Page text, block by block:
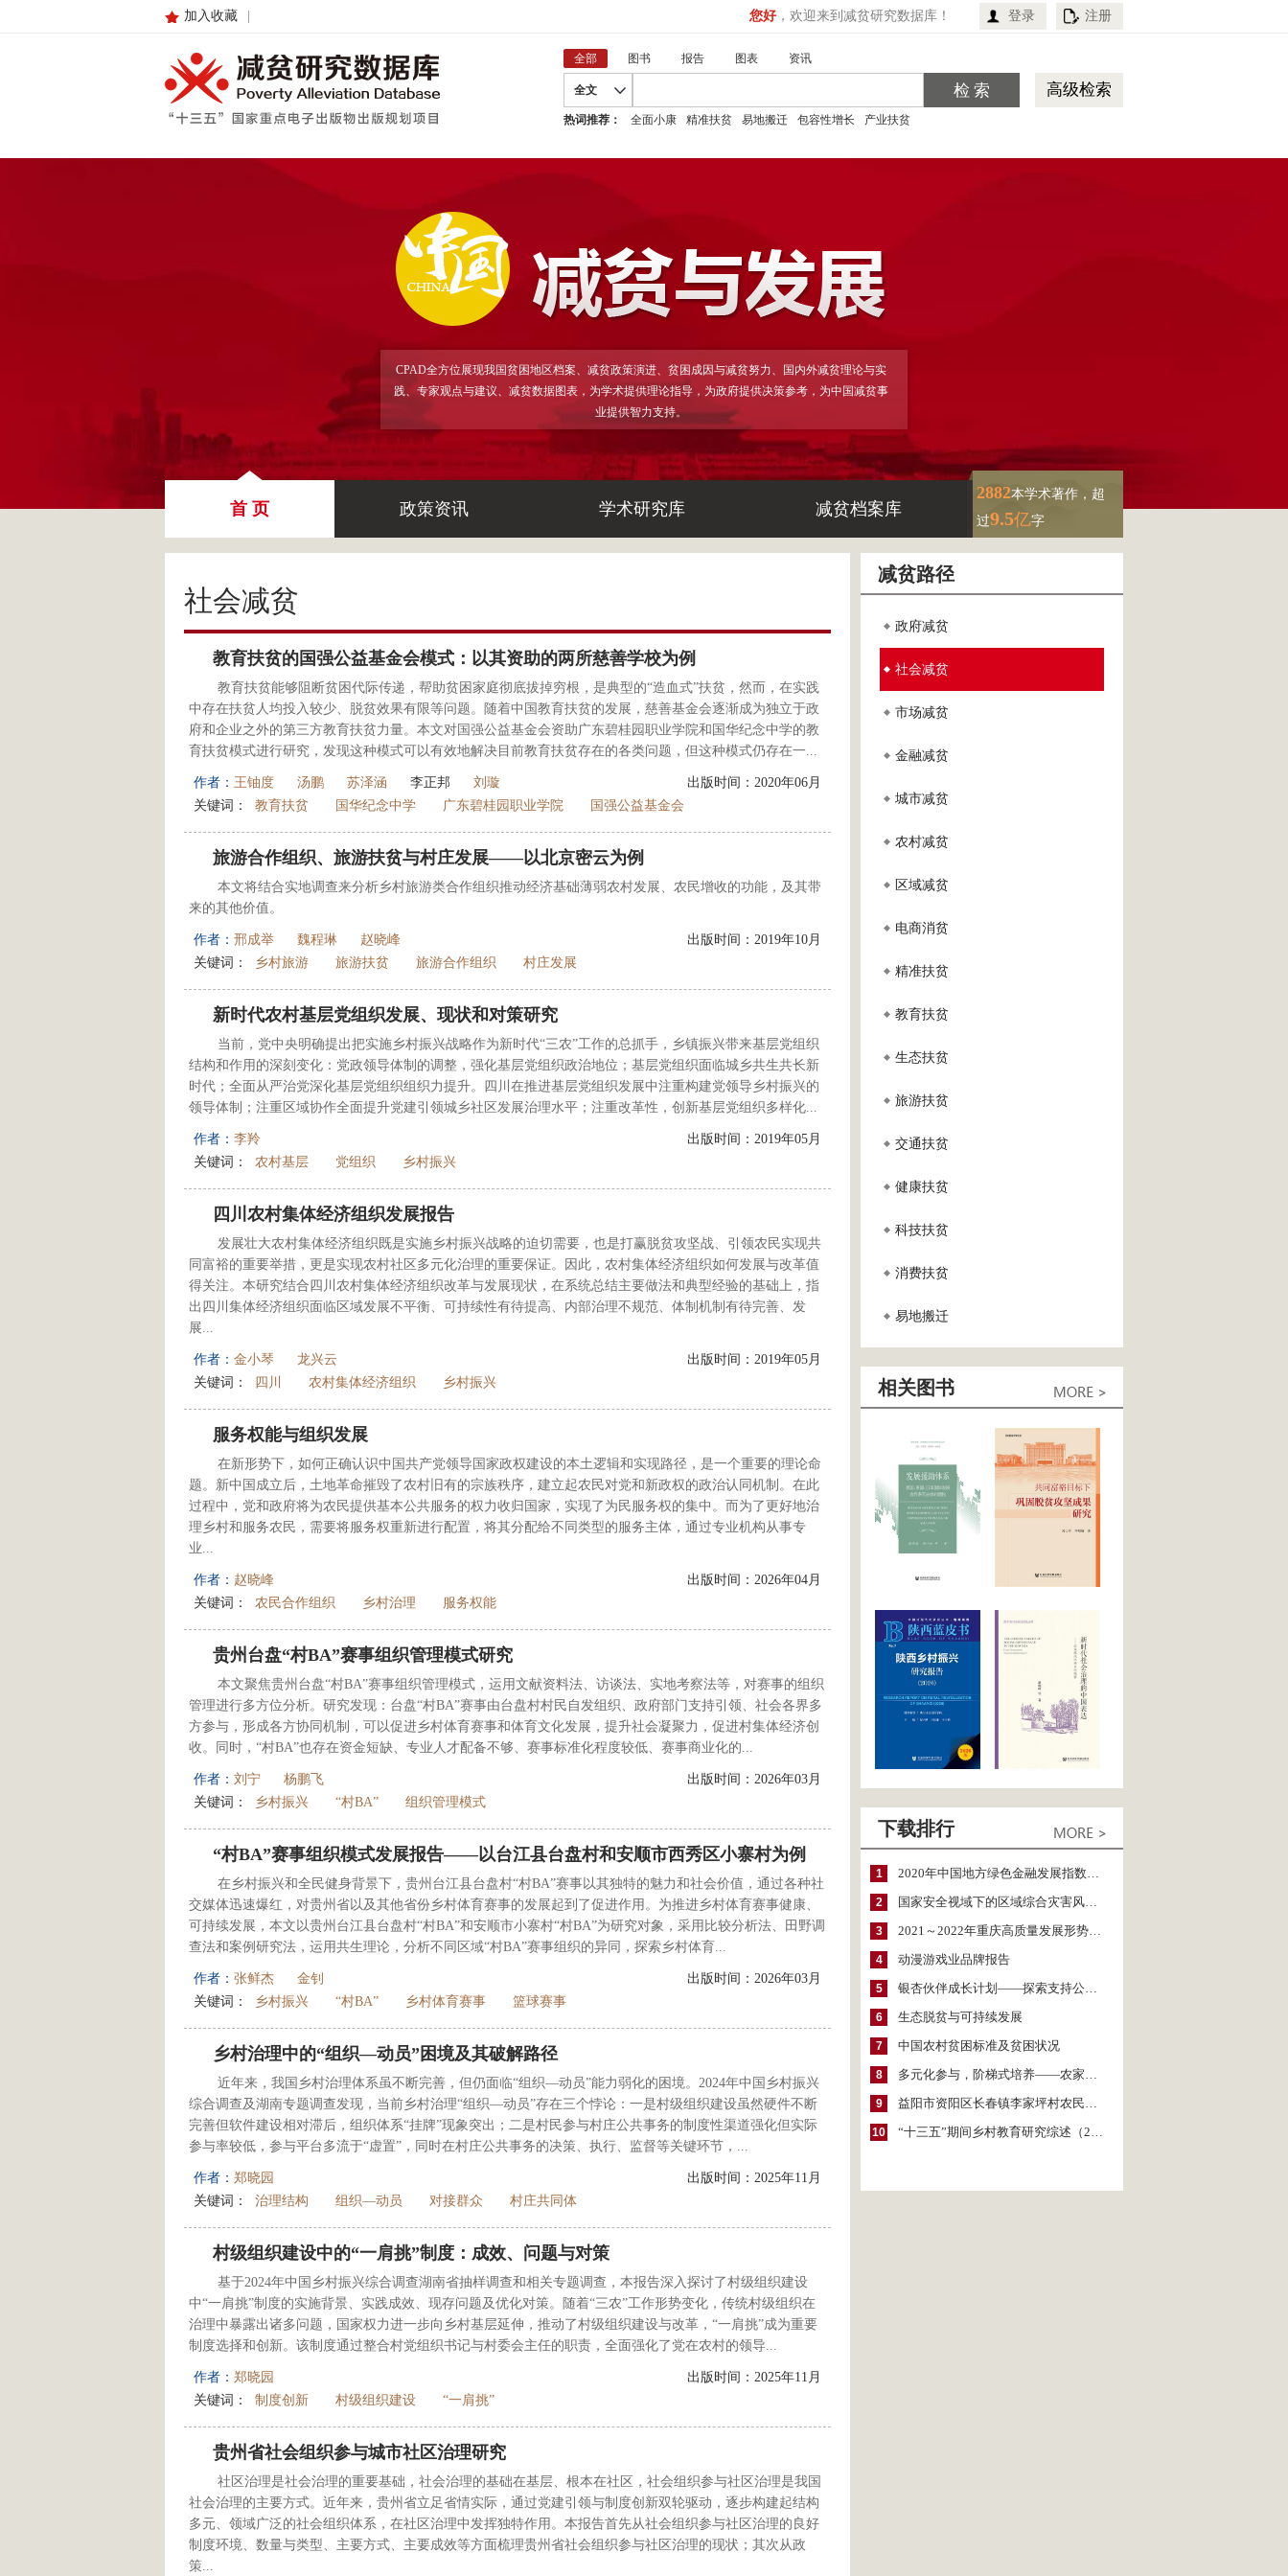
加入收藏 登录 注册
您好 ，欢迎来到减贫研究数据库！
全部 图书 报告 图表 资讯
全文 高级检索
热词推荐： 全面小康 精准扶贫 易地搬迁 包容性增长 产业扶贫
CPAD全方位展现我国贫困地区档案、减贫政策演进、贫困成因与减贫努力、国内外减贫理论与实
践、专家观点与建议、减贫数据图表，为学术提供理论指导，为政府提供决策参考，为中国减贫事
业提供智力支持。
首 页 政策资讯 学术研究库 减贫档案库
2882本学术著作，超
过9.5亿字
社会减贫
教育扶贫的国强公益基金会模式：以其资助的两所慈善学校为例
教育扶贫能够阻断贫困代际传递，帮助贫困家庭彻底拔掉穷根，是典型的“造血式”扶贫，然而，在实践
中存在扶贫人均投入较少、脱贫效果有限等问题。随着中国教育扶贫的发展，慈善基金会逐渐成为独立于政
府和企业之外的第三方教育扶贫力量。本文对国强公益基金会资助广东碧桂园职业学院和国华纪念中学的教
育扶贫模式进行研究，发现这种模式可以有效地解决目前教育扶贫存在的各类问题，但这种模式仍存在一...
作者： 王铀度 汤鹏 苏泽涵 李正邦 刘璇
出版时间：2020年06月
关键词：
教育扶贫 国华纪念中学 广东碧桂园职业学院 国强公益基金会
旅游合作组织、旅游扶贫与村庄发展——以北京密云为例
本文将结合实地调查来分析乡村旅游类合作组织推动经济基础薄弱农村发展、农民增收的功能，及其带
来的其他价值。
作者： 邢成举 魏程琳 赵晓峰
出版时间：2019年10月
关键词：
乡村旅游 旅游扶贫 旅游合作组织 村庄发展
新时代农村基层党组织发展、现状和对策研究
当前，党中央明确提出把实施乡村振兴战略作为新时代“三农”工作的总抓手，乡镇振兴带来基层党组织
结构和作用的深刻变化：党政领导体制的调整，强化基层党组织政治地位；基层党组织面临城乡共生共长新
时代；全面从严治党深化基层党组织组织力提升。四川在推进基层党组织发展中注重构建党领导乡村振兴的
领导体制；注重区域协作全面提升党建引领城乡社区发展治理水平；注重改革性，创新基层党组织多样化...
作者： 李羚
出版时间：2019年05月
关键词：
农村基层 党组织 乡村振兴
四川农村集体经济组织发展报告
发展壮大农村集体经济组织既是实施乡村振兴战略的迫切需要，也是打赢脱贫攻坚战、引领农民实现共
同富裕的重要举措，更是实现农村社区多元化治理的重要保证。因此，农村集体经济组织如何发展与改革值
得关注。本研究结合四川农村集体经济组织改革与发展现状，在系统总结主要做法和典型经验的基础上，指
出四川集体经济组织面临区域发展不平衡、可持续性有待提高、内部治理不规范、体制机制有待完善、发
展...
作者： 金小琴 龙兴云
出版时间：2019年05月
关键词：
四川 农村集体经济组织 乡村振兴
服务权能与组织发展
在新形势下，如何正确认识中国共产党领导国家政权建设的本土逻辑和实现路径，是一个重要的理论命
题。新中国成立后，土地革命摧毁了农村旧有的宗族秩序，建立起农民对党和新政权的政治认同机制。在此
过程中，党和政府将为农民提供基本公共服务的权力收归国家，实现了为民服务权的集中。而为了更好地治
理乡村和服务农民，需要将服务权重新进行配置，将其分配给不同类型的服务主体，通过专业机构从事专
业...
作者： 赵晓峰
出版时间：2026年04月
关键词：
农民合作组织 乡村治理 服务权能
贵州台盘“村BA”赛事组织管理模式研究
本文聚焦贵州台盘“村BA”赛事组织管理模式，运用文献资料法、访谈法、实地考察法等，对赛事的组织
管理进行多方位分析。研究发现：台盘“村BA”赛事由台盘村村民自发组织、政府部门支持引领、社会各界多
方参与，形成各方协同机制，可以促进乡村体育赛事和体育文化发展，提升社会凝聚力，促进村集体经济创
收。同时，“村BA”也存在资金短缺、专业人才配备不够、赛事标准化程度较低、赛事商业化的...
作者： 刘宁 杨鹏飞
出版时间：2026年03月
关键词：
乡村振兴 “村BA” 组织管理模式
“村BA”赛事组织模式发展报告——以台江县台盘村和安顺市西秀区小寨村为例
在乡村振兴和全民健身背景下，贵州台江县台盘村“村BA”赛事以其独特的魅力和社会价值，通过各种社
交媒体迅速爆红，对贵州省以及其他省份乡村体育赛事的发展起到了促进作用。为推进乡村体育赛事健康、
可持续发展，本文以贵州台江县台盘村“村BA”和安顺市小寨村“村BA”为研究对象，采用比较分析法、田野调
查法和案例研究法，运用共生理论，分析不同区域“村BA”赛事组织的异同，探索乡村体育...
作者： 张鲜杰 金钊
出版时间：2026年03月
关键词：
乡村振兴 “村BA” 乡村体育赛事 篮球赛事
乡村治理中的“组织—动员”困境及其破解路径
近年来，我国乡村治理体系虽不断完善，但仍面临“组织—动员”能力弱化的困境。2024年中国乡村振兴
综合调查及湖南专题调查发现，当前乡村治理“组织—动员”存在三个悖论：一是村级组织建设虽然硬件不断
完善但软件建设相对滞后，组织体系“挂牌”现象突出；二是村民参与村庄公共事务的制度性渠道强化但实际
参与率较低，参与平台多流于“虚置”，同时在村庄公共事务的决策、执行、监督等关键环节，...
作者： 郑晓园
出版时间：2025年11月
关键词：
治理结构 组织—动员 对接群众 村庄共同体
村级组织建设中的“一肩挑”制度：成效、问题与对策
基于2024年中国乡村振兴综合调查湖南省抽样调查和相关专题调查，本报告深入探讨了村级组织建设
中“一肩挑”制度的实施背景、实践成效、现存问题及优化对策。随着“三农”工作形势变化，传统村级组织在
治理中暴露出诸多问题，国家权力进一步向乡村基层延伸，推动了村级组织建设与改革，“一肩挑”成为重要
制度选择和创新。该制度通过整合村党组织书记与村委会主任的职责，全面强化了党在农村的领导...
作者： 郑晓园
出版时间：2025年11月
关键词：
制度创新 村级组织建设 “一肩挑”
贵州省社会组织参与城市社区治理研究
社区治理是社会治理的重要基础，社会治理的基础在基层、根本在社区，社会组织参与社区治理是我国
社会治理的主要方式。近年来，贵州省立足省情实际，通过党建引领与制度创新双轮驱动，逐步构建起结构
多元、领域广泛的社会组织体系，在社区治理中发挥独特作用。本报告首先从社会组织参与社区治理的良好
制度环境、数量与类型、主要方式、主要成效等方面梳理贵州省社会组织参与社区治理的现状；其次从政
策...
减贫路径
政府减贫
社会减贫
市场减贫
金融减贫
城市减贫
农村减贫
区域减贫
电商消贫
精准扶贫
教育扶贫
生态扶贫
旅游扶贫
交通扶贫
健康扶贫
科技扶贫
消费扶贫
易地搬迁
相关图书
下载排行
1 2020年中国地方绿色金融发展指数报告
2 国家安全视域下的区域综合灾害风险防范与风险融资战略思考
3 2021～2022年重庆高质量发展形势分析与预测
4 动漫游戏业品牌报告
5 银杏伙伴成长计划——探索支持公益人才的路径
6 生态脱贫与可持续发展
7 中国农村贫困标准及贫困状况
8 多元化参与，阶梯式培养——农家女机构农村妇女参政项目介绍
9 益阳市资阳区长春镇李家坪村农民增收调研报告
10 “十三五”期间乡村教育研究综述（2015～2020）